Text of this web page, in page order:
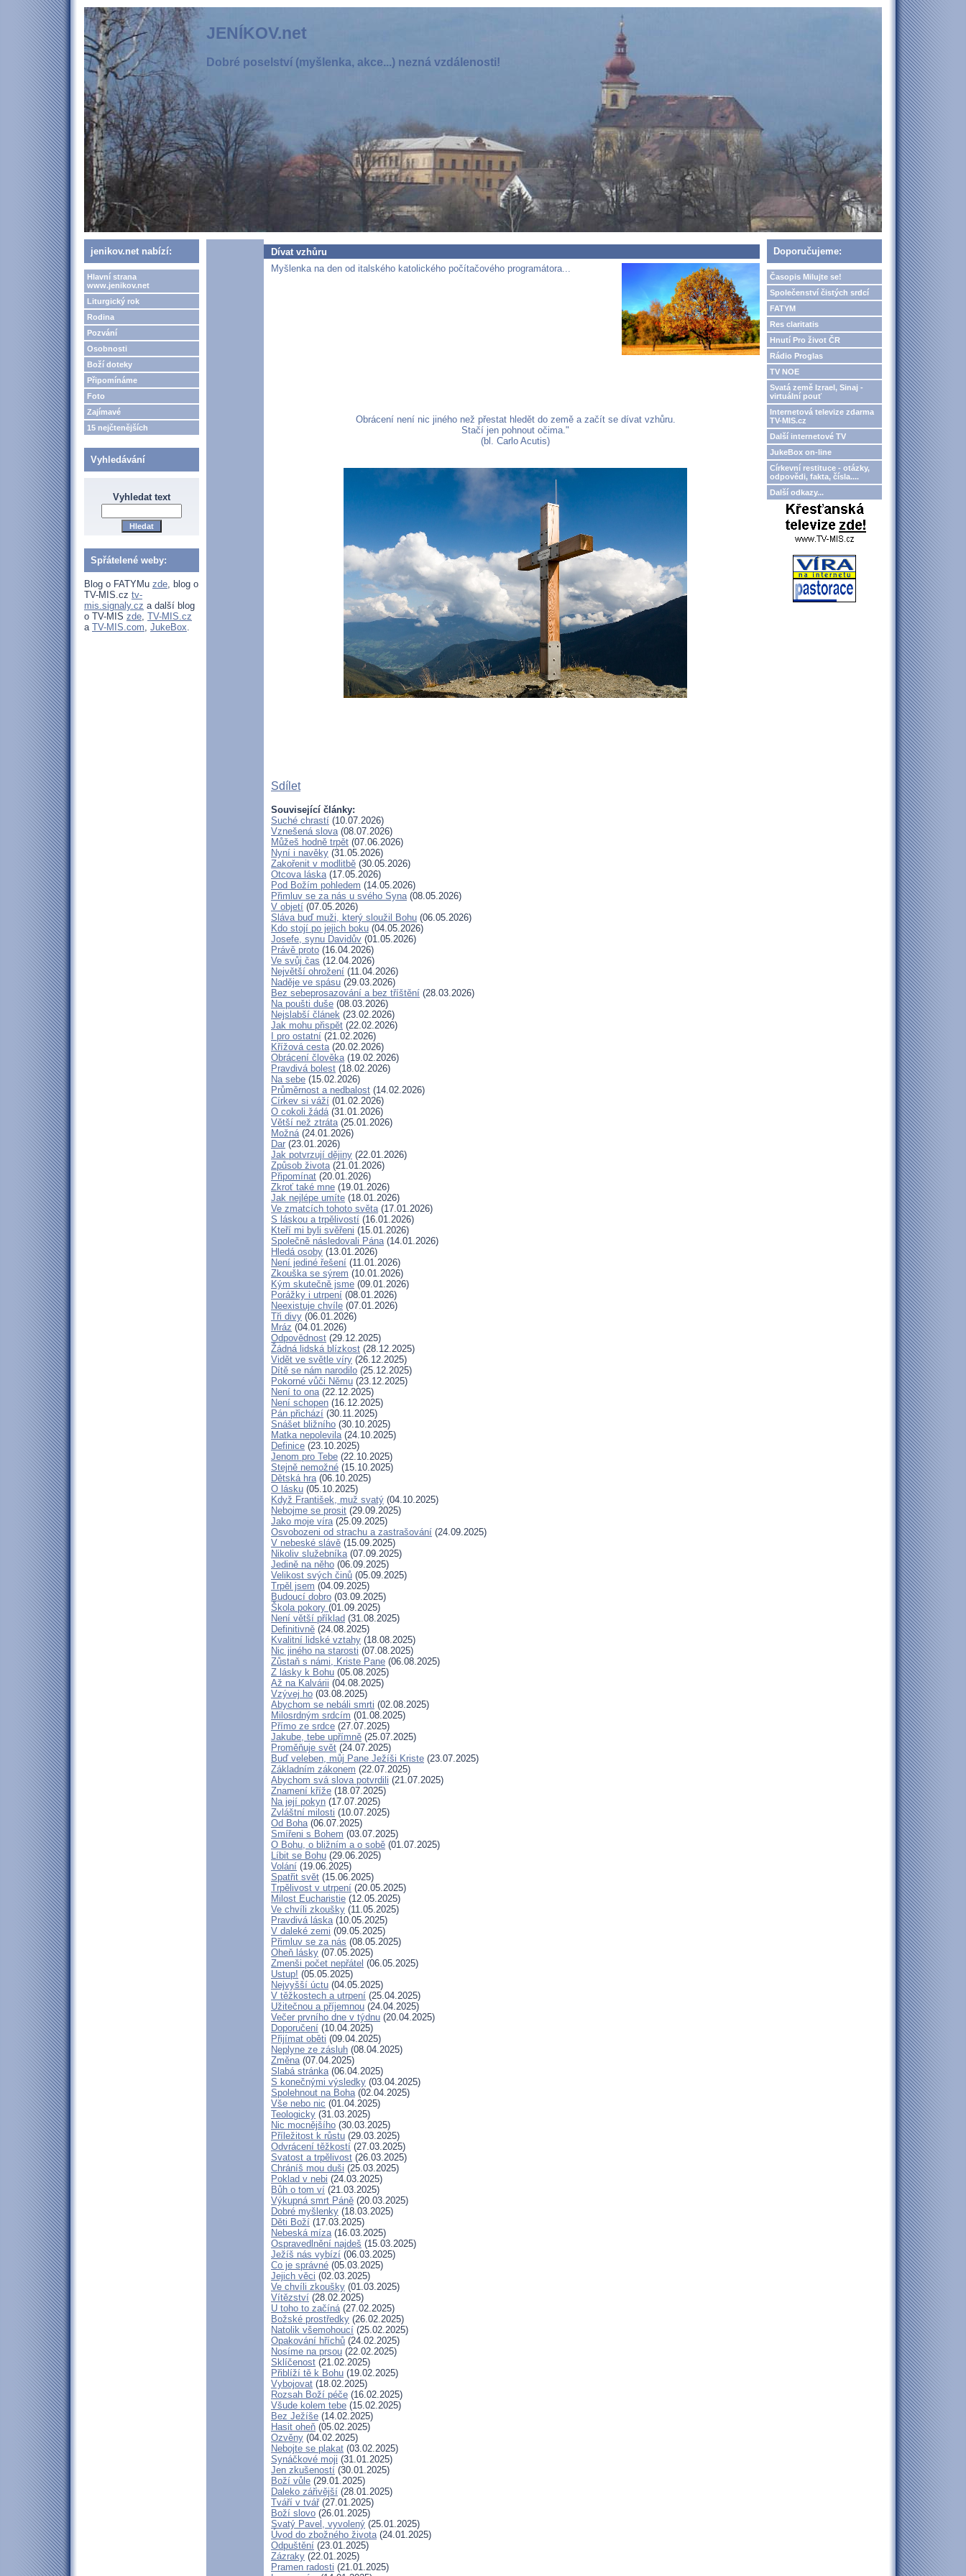
JENÍKOV.net
Dobré poselství (myšlenka, akce...) nezná vzdálenosti!
jenikov.net nabízí:
Hlavní strana
www.jenikov.net
Liturgický rok
Rodina
Pozvání
Osobnosti
Boží doteky
Připomínáme
Foto
Zajímavé
15 nejčtenějších
Vyhledávání
Vyhledat text
Spřátelené weby:
Blog o FATYMu zde, blog o
TV-MIS.cz tv-
mis.signaly.cz a další blog
o TV-MIS zde, TV-MIS.cz
a TV-MIS.com, JukeBox.
Dívat vzhůru
Myšlenka na den od italského katolického počítačového programátora...
Obrácení není nic jiného než přestat hledět do země a začít se dívat vzhůru.
Stačí jen pohnout očima."
(bl. Carlo Acutis)
Sdílet
Související články:
Suché chrastí (10.07.2026)
Vznešená slova(08.07.2026)
Můžeš hodně trpět (07.06.2026)
Nyní i navěky (31.05.2026)
Zakořenit v modlitbě (30.05.2026)
Otcova láska(17.05.2026)
Pod Božím pohledem (14.05.2026)
Přimluv se za nás u svého Syna(08.05.2026)
V objetí (07.05.2026)
Sláva buď muži, který sloužil Bohu (06.05.2026)
Kdo stojí po jejich boku (04.05.2026)
Josefe, synu Davidův (01.05.2026)
Právě proto (16.04.2026)
Ve svůj čas (12.04.2026)
Největší ohrožení (11.04.2026)
Naděje ve spásu (29.03.2026)
Bez sebeprosazování a bez tříštění (28.03.2026)
Na poušti duše (08.03.2026)
Nejslabší článek (23.02.2026)
Jak mohu přispět (22.02.2026)
I pro ostatní (21.02.2026)
Křížová cesta(20.02.2026)
Obrácení člověka(19.02.2026)
Pravdivá bolest (18.02.2026)
Na sebe (15.02.2026)
Průměrnost a nedbalost (14.02.2026)
Církev si váží (01.02.2026)
O cokoli žádá(31.01.2026)
Větší než ztráta(25.01.2026)
Možná(24.01.2026)
Dar (23.01.2026)
Jak potvrzují dějiny (22.01.2026)
Způsob života(21.01.2026)
Připomínat (20.01.2026)
Zkroť také mne (19.01.2026)
Jak nejlépe umíte (18.01.2026)
Ve zmatcích tohoto světa(17.01.2026)
S láskou a trpělivostí (16.01.2026)
Kteří mi byli svěřeni (15.01.2026)
Společně následovali Pána(14.01.2026)
Hledá osoby (13.01.2026)
Není jediné řešení (11.01.2026)
Zkouška se sýrem (10.01.2026)
Kým skutečně jsme (09.01.2026)
Porážky i utrpení (08.01.2026)
Neexistuje chvíle (07.01.2026)
Tři divy (06.01.2026)
Mráz (04.01.2026)
Odpovědnost (29.12.2025)
Žádná lidská blízkost (28.12.2025)
Vidět ve světle víry (26.12.2025)
Dítě se nám narodilo (25.12.2025)
Pokorné vůči Němu (23.12.2025)
Není to ona(22.12.2025)
Není schopen (16.12.2025)
Pán přichází (30.11.2025)
Snášet bližního (30.10.2025)
Matka nepolevila(24.10.2025)
Definice (23.10.2025)
Jenom pro Tebe (22.10.2025)
Stejně nemožné (15.10.2025)
Dětská hra(06.10.2025)
O lásku (05.10.2025)
Když František, muž svatý (04.10.2025)
Nebojme se prosit (29.09.2025)
Jako moje víra(25.09.2025)
Osvobozeni od strachu a zastrašování (24.09.2025)
V nebeské slávě (15.09.2025)
Nikoliv služebníka(07.09.2025)
Jedině na něho (06.09.2025)
Velikost svých činů (05.09.2025)
Trpěl jsem (04.09.2025)
Budoucí dobro (03.09.2025)
Škola pokory (01.09.2025)
Není větší příklad (31.08.2025)
Definitivně (24.08.2025)
Kvalitní lidské vztahy (18.08.2025)
Nic jiného na starosti (07.08.2025)
Zůstaň s námi, Kriste Pane (06.08.2025)
Z lásky k Bohu (05.08.2025)
Až na Kalvárii (04.08.2025)
Vzývej ho (03.08.2025)
Abychom se nebáli smrti (02.08.2025)
Milosrdným srdcím (01.08.2025)
Přímo ze srdce (27.07.2025)
Jakube, tebe upřímně (25.07.2025)
Proměňuje svět (24.07.2025)
Buď veleben, můj Pane Ježíši Kriste (23.07.2025)
Základním zákonem (22.07.2025)
Abychom svá slova potvrdili (21.07.2025)
Znamení kříže (18.07.2025)
Na její pokyn (17.07.2025)
Zvláštní milosti (10.07.2025)
Od Boha(06.07.2025)
Smířeni s Bohem (03.07.2025)
O Bohu, o bližním a o sobě (01.07.2025)
Líbit se Bohu (29.06.2025)
Volání (19.06.2025)
Spatřit svět (15.06.2025)
Trpělivost v utrpení (20.05.2025)
Milost Eucharistie (12.05.2025)
Ve chvíli zkoušky (11.05.2025)
Pravdivá láska(10.05.2025)
V daleké zemi (09.05.2025)
Přimluv se za nás (08.05.2025)
Oheň lásky (07.05.2025)
Zmenši počet nepřátel (06.05.2025)
Ustup! (05.05.2025)
Nejvyšší úctu (04.05.2025)
V těžkostech a utrpení (25.04.2025)
Užitečnou a příjemnou (24.04.2025)
Večer prvního dne v týdnu (20.04.2025)
Doporučení (10.04.2025)
Přijímat oběti (09.04.2025)
Neplyne ze zásluh (08.04.2025)
Změna(07.04.2025)
Slabá stránka(06.04.2025)
S konečnými výsledky (03.04.2025)
Spolehnout na Boha(02.04.2025)
Vše nebo nic (01.04.2025)
Teologicky (31.03.2025)
Nic mocnějšího (30.03.2025)
Příležitost k růstu (29.03.2025)
Odvrácení těžkostí (27.03.2025)
Svatost a trpělivost (26.03.2025)
Chráníš mou duši (25.03.2025)
Poklad v nebi (24.03.2025)
Bůh o tom ví (21.03.2025)
Výkupná smrt Páně (20.03.2025)
Dobré myšlenky (18.03.2025)
Děti Boží (17.03.2025)
Nebeská míza(16.03.2025)
Ospravedlnění najdeš (15.03.2025)
Ježíš nás vybízí (06.03.2025)
Co je správné (05.03.2025)
Jejich věci (02.03.2025)
Ve chvíli zkoušky (01.03.2025)
Vítězství (28.02.2025)
U toho to začíná(27.02.2025)
Božské prostředky (26.02.2025)
Natolik všemohoucí (25.02.2025)
Opakování hříchů (24.02.2025)
Nosíme na prsou (22.02.2025)
Sklíčenost (21.02.2025)
Přiblíží tě k Bohu (19.02.2025)
Vybojovat (18.02.2025)
Rozsah Boží péče (16.02.2025)
Všude kolem tebe (15.02.2025)
Bez Ježíše (14.02.2025)
Hasit oheň (05.02.2025)
Ozvěny (04.02.2025)
Nebojte se plakat (03.02.2025)
Synáčkové moji (31.01.2025)
Jen zkušeností (30.01.2025)
Boží vůle (29.01.2025)
Daleko zářivější (28.01.2025)
Tváří v tvář(27.01.2025)
Boží slovo (26.01.2025)
Svatý Pavel, vyvolený (25.01.2025)
Úvod do zbožného života(24.01.2025)
Odpuštění (23.01.2025)
Zázraky (22.01.2025)
Pramen radosti (21.01.2025)
Doporučujeme:
Časopis Milujte se!
Společenství čistých srdcí
FATYM
Res claritatis
Hnutí Pro život ČR
Rádio Proglas
TV NOE
Svatá země Izrael, Sinaj -
virtuální pouť
Internetová televize zdarma
TV-MIS.cz
Další internetové TV
JukeBox on-line
Církevní restituce - otázky,
odpovědi, fakta, čísla....
Další odkazy...